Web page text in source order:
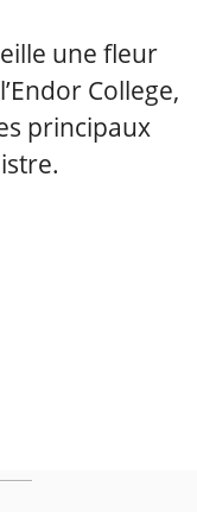
une fleur
College,
principaux